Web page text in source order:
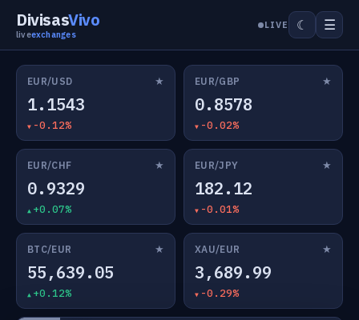
DivisasVivo
liveexchanges
LIVE ☾ ☰
EUR/USD ★
1.1543
-0.12%
EUR/GBP ★
0.8578
-0.02%
EUR/CHF ★
0.9329
+0.07%
EUR/JPY ★
182.12
-0.01%
BTC/EUR ★
55,639.05
+0.12%
XAU/EUR ★
3,689.99
-0.29%